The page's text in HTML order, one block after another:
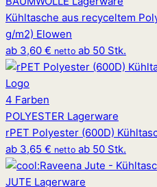
Kühltasche aus recyceltem
g/m2) Elowen
ab 3,60 € netto ab 50 Stk.
4 Farben
POLYESTER Lagerware
rPET Polyester (600D)
ab 3,65 € netto ab 50 Stk.
JUTE Lagerware